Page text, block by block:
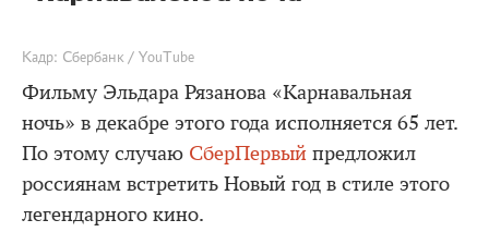
Кадр: Сбербанк / YouTube
Фильму Эльдара Рязанова «Карнавальная
ночь» в декабре этого года исполняется 65 лет.
По этому случаю СберПервый предложил
россиянам встретить Новый год в стиле этого
легендарного кино.